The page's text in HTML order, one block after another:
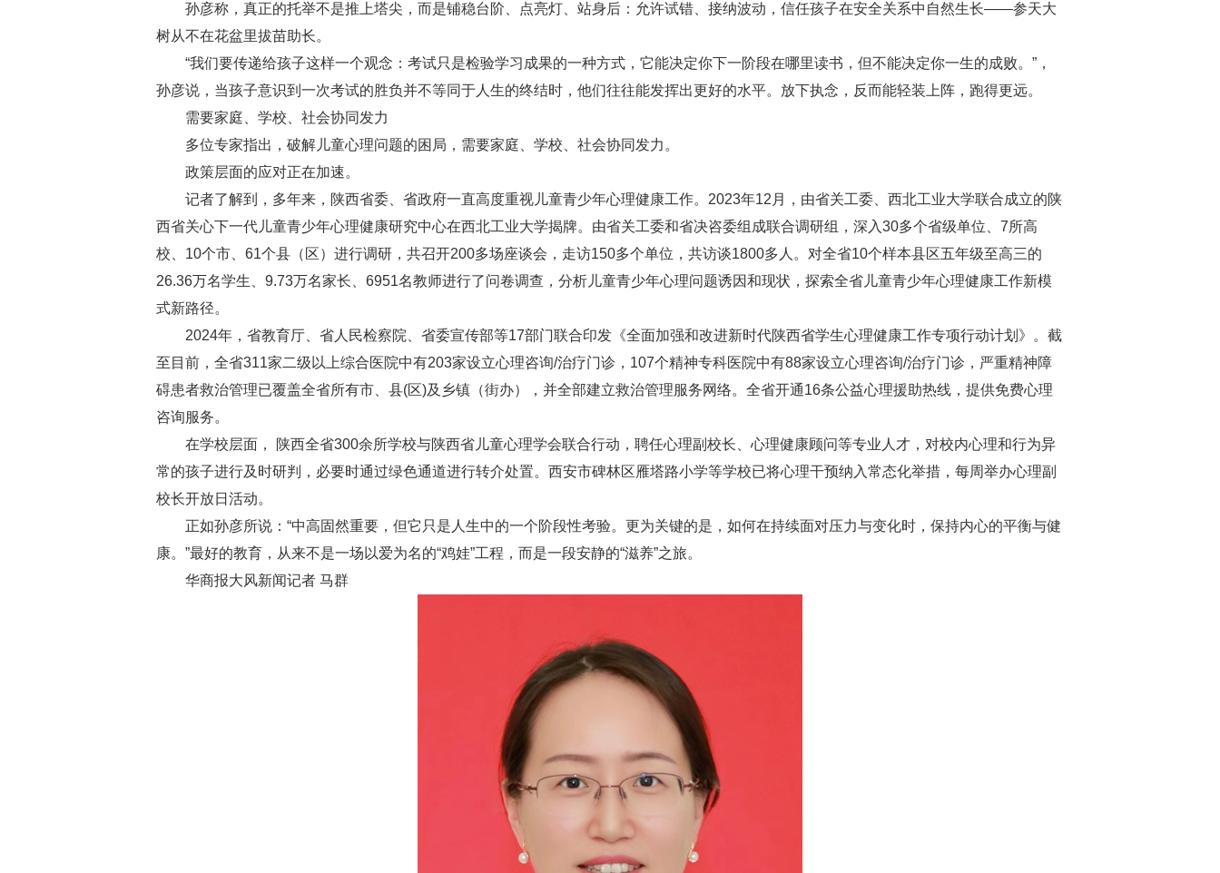
孙彦称，真正的托举不是推上塔尖，而是铺稳台阶、点亮灯、站身后：允许试错、接纳波动，信任孩子在安全关系中自然生长——参天大
树从不在花盆里拔苗助长。
“我们要传递给孩子这样一个观念：考试只是检验学习成果的一种方式，它能决定你下一阶段在哪里读书，但不能决定你一生的成败。”，
孙彦说，当孩子意识到一次考试的胜负并不等同于人生的终结时，他们往往能发挥出更好的水平。放下执念，反而能轻装上阵，跑得更远。
需要家庭、学校、社会协同发力
多位专家指出，破解儿童心理问题的困局，需要家庭、学校、社会协同发力。
政策层面的应对正在加速。
记者了解到，多年来，陕西省委、省政府一直高度重视儿童青少年心理健康工作。2023年12月，由省关工委、西北工业大学联合成立的陕
西省关心下一代儿童青少年心理健康研究中心在西北工业大学揭牌。由省关工委和省决咨委组成联合调研组，深入30多个省级单位、7所高
校、10个市、61个县（区）进行调研，共召开200多场座谈会，走访150多个单位，共访谈1800多人。对全省10个样本县区五年级至高三的
26.36万名学生、9.73万名家长、6951名教师进行了问卷调查，分析儿童青少年心理问题诱因和现状，探索全省儿童青少年心理健康工作新模
式新路径。
2024年，省教育厅、省人民检察院、省委宣传部等17部门联合印发《全面加强和改进新时代陕西省学生心理健康工作专项行动计划》。截
至目前，全省311家二级以上综合医院中有203家设立心理咨询/治疗门诊，107个精神专科医院中有88家设立心理咨询/治疗门诊，严重精神障
碍患者救治管理已覆盖全省所有市、县(区)及乡镇（街办），并全部建立救治管理服务网络。全省开通16条公益心理援助热线，提供免费心理
咨询服务。
在学校层面， 陕西全省300余所学校与陕西省儿童心理学会联合行动，聘任心理副校长、心理健康顾问等专业人才，对校内心理和行为异
常的孩子进行及时研判，必要时通过绿色通道进行转介处置。西安市碑林区雁塔路小学等学校已将心理干预纳入常态化举措，每周举办心理副
校长开放日活动。
正如孙彦所说：“中高固然重要，但它只是人生中的一个阶段性考验。更为关键的是，如何在持续面对压力与变化时，保持内心的平衡与健
康。”最好的教育，从来不是一场以爱为名的“鸡娃”工程，而是一段安静的“滋养”之旅。
华商报大风新闻记者 马群